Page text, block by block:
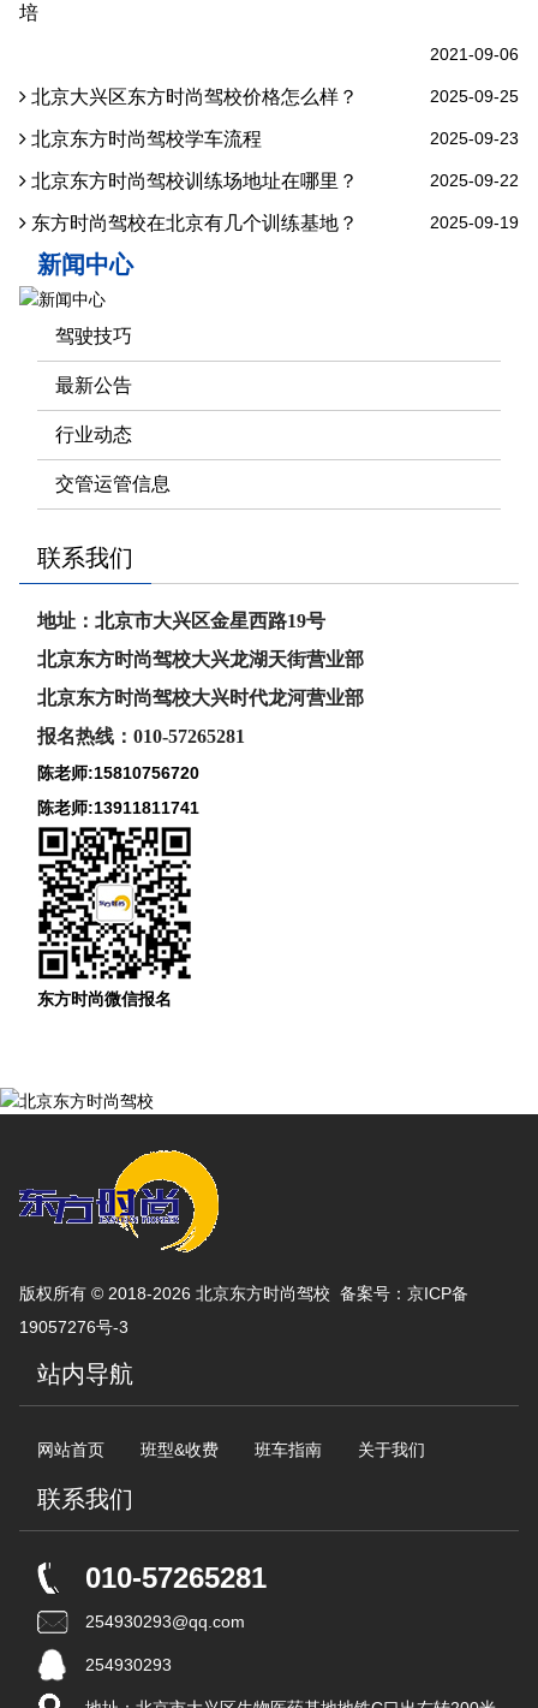
培
2021-09-06
北京大兴区东方时尚驾校价格怎么样？ 2025-09-25
北京东方时尚驾校学车流程 2025-09-23
北京东方时尚驾校训练场地址在哪里？ 2025-09-22
东方时尚驾校在北京有几个训练基地？ 2025-09-19
新闻中心
驾驶技巧
最新公告
行业动态
交管运管信息
联系我们
地址：北京市大兴区金星西路19号
北京东方时尚驾校大兴龙湖天街营业部
北京东方时尚驾校大兴时代龙河营业部
报名热线：010-57265281
陈老师:15810756720
陈老师:13911811741
东方时尚微信报名
版权所有 © 2018-2026 北京东方时尚驾校 备案号： 京ICP备
19057276号-3
站内导航
网站首页 班型&收费 班车指南 关于我们
联系我们
010-57265281
254930293@qq.com
254930293